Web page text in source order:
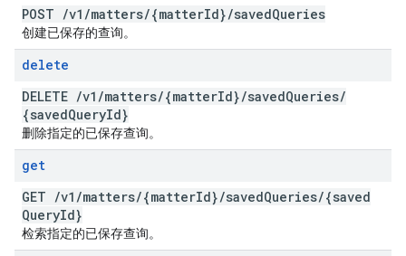
POST /v1 /matters/{matterId}/savedQueries
创建已保存的查询。
delete
DELETE /v1 /matters/{matterId}/savedQueries/
{savedQueryId}
删除指定的已保存查询。
get
GET /v1 /matters/{matterId}/savedQueries/{saved
QueryId}
检索指定的已保存查询。